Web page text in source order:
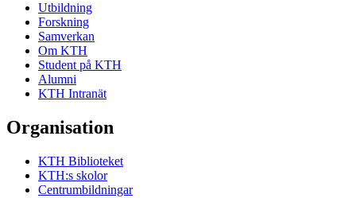
Utbildning
Forskning
Samverkan
Om KTH
Student på KTH
Alumni
KTH Intranät
Organisation
KTH Biblioteket
KTH:s skolor
Centrumbildningar